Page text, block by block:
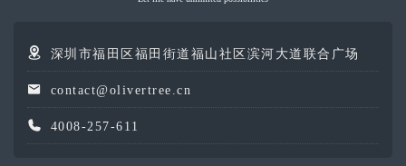
深圳市福田区福田街道福山社区滨河大道联合广场
contact@olivertree.cn
4008-257-611